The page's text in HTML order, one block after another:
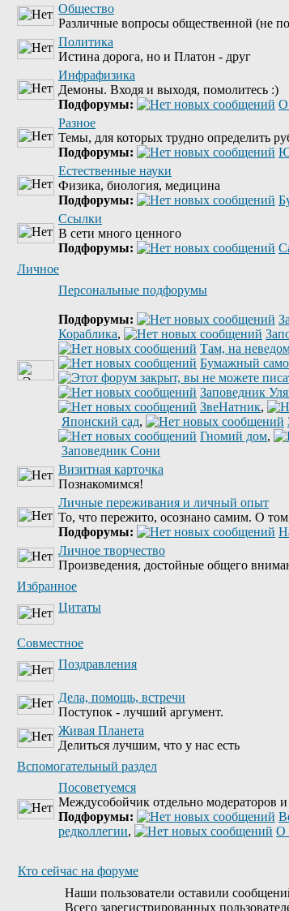
Общество
Различные вопросы общественной (не
Политика
Истина дорога, но и Платон - друг
Инфрафизика
Демоны. Входя и выходя, помолитесь :)
Подфорумы:
О
Разное
Темы, для которых трудно определить
Подфорумы:
Естественные науки
Физика, биология, медицина
Подфорумы:
Ссылки
В сети много ценного
Подфорумы:
Личное
Персональные подфорумы
Подфорумы:
Кораблика,
Там, на
Бумажный
Заповедник
ЗвеНатник,
Японский сад,
Гномий дом,
Заповедник Сони
Визитная карточка
Познакомимся!
Личные переживания и личный опыт
То, что пережито, осознано самим. О
Подфорумы:
Личное творчество
Произведения, достойные общего
Избранное
Цитаты
Совместное
Поздравления
Дела, помощь, встречи
Поступок - лучший аргумент.
Живая Планета
Делиться лучшим, что у нас есть
Вспомогательный раздел
Посоветуемся
Междусобойчик отдельно модераторов
Подфорумы:
редколлегии, О
Кто сейчас на форуме
Наши пользователи оставили
Всего зарегистрированных